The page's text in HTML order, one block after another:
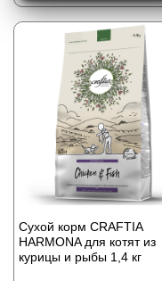
Сухой корм CRAFTIA
HARMONA для котят из
курицы и рыбы 1,4 кг